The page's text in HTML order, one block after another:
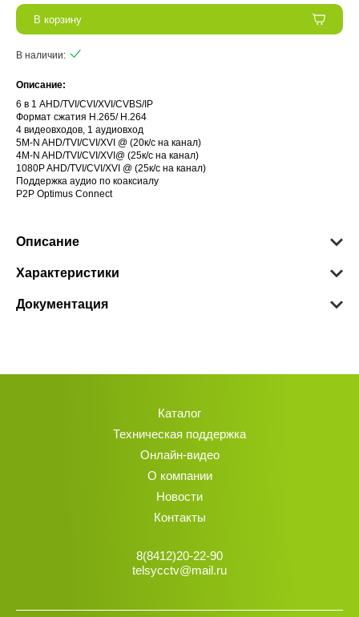
В корзину
В наличии:
Описание:
6 в 1 AHD/TVI/CVI/XVI/CVBS/IP
Формат сжатия H.265/ H.264
4 видеовходов, 1 аудиовход
5M-N AHD/TVI/CVI/XVI @ (20к/с на канал)
4M-N AHD/TVI/CVI/XVI@ (25к/с на канал)
1080P AHD/TVI/CVI/XVI @ (25к/с на канал)
Поддержка аудио по коаксиалу
P2P Optimus Connect
Описание
Характеристики
Документация
Каталог
Техническая поддержка
Онлайн-видео
О компании
Новости
Контакты
8(8412)20-22-90
telsycctv@mail.ru